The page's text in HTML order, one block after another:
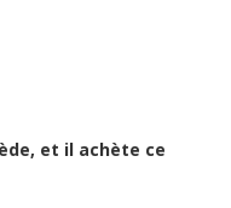
et il achète ce